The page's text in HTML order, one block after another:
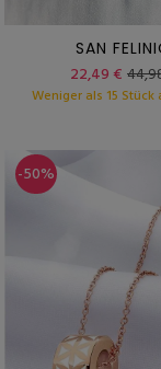
SAN
22,49 €
Weniger als 15
-50%